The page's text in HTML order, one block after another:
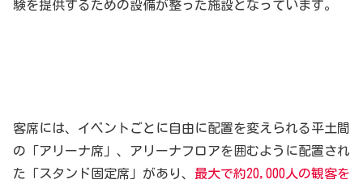
験を提供するための設備が整った施設となっています。
客席には、イベントごとに自由に配置を変えられる平土間
の「アリーナ席」、アリーナフロアを囲むように配置され
た「スタンド固定席」があり、 最大で約20,000人の観客を